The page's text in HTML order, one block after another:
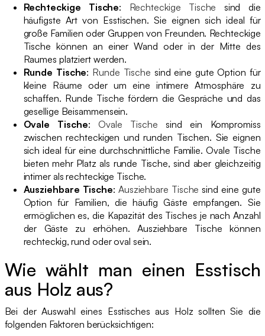
Rechteckige Tische: Rechteckige Tische sind die
häufigste Art von Esstischen. Sie eignen sich ideal für
große Familien oder Gruppen von Freunden. Rechteckige
Tische können an einer Wand oder in der Mitte des
Raumes platziert werden.
Runde Tische: Runde Tische sind eine gute Option für
kleine Räume oder um eine intimere Atmosphäre zu
schaffen. Runde Tische fördern die Gespräche und das
gesellige Beisammensein.
Ovale Tische:Ovale Tische sind ein Kompromiss
zwischen rechteckigen und runden Tischen. Sie eignen
sich ideal für eine durchschnittliche Familie. Ovale Tische
bieten mehr Platz als runde Tische, sind aber gleichzeitig
intimer als rechteckige Tische.
Ausziehbare Tische: Ausziehbare Tische sind eine gute
Option für Familien, die häufig Gäste empfangen. Sie
ermöglichen es, die Kapazität des Tisches je nach Anzahl
der Gäste zu erhöhen. Ausziehbare Tische können
rechteckig, rund oder oval sein.
Wie wählt man einen Esstisch
aus Holz aus?
Bei der Auswahl eines Esstisches aus Holz sollten Sie die
folgenden Faktoren berücksichtigen: